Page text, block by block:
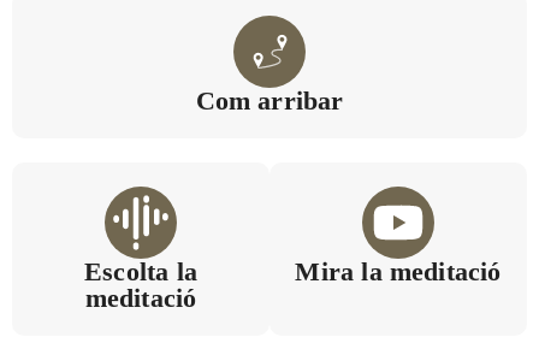
Com arribar
Escolta la
meditació
Mira la meditació